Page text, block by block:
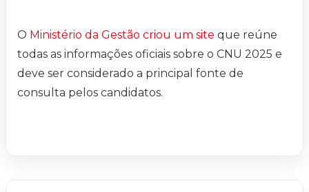
O Ministério da Gestão criou um site que reúne
todas as informações oficiais sobre o CNU 2025 e
deve ser considerado a principal fonte de
consulta pelos candidatos.